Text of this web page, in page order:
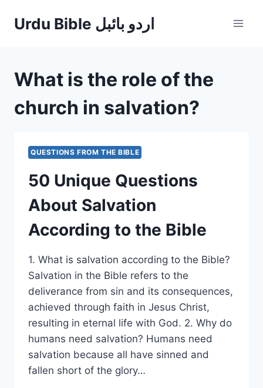
Urdu Bible اردو بائبل
What is the role of the
church in salvation?
QUESTIONS FROM THE BIBLE
50 Unique Questions
About Salvation
According to the Bible
1. What is salvation according to the Bible?
Salvation in the Bible refers to the
deliverance from sin and its consequences,
achieved through faith in Jesus Christ,
resulting in eternal life with God. 2. Why do
humans need salvation? Humans need
salvation because all have sinned and
fallen short of the glory…